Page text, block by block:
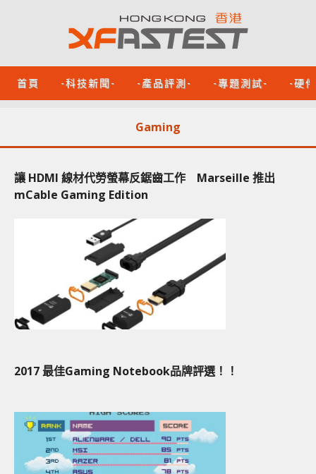
首頁 -科技新聞- -產品評測- -專題測試- -硬
Gaming
讓 HDMI 線材代勞螢幕反鋸齒工作 Marseille 推出
mCable Gaming Edition
2017 最佳Gaming Notebook品牌評選！！